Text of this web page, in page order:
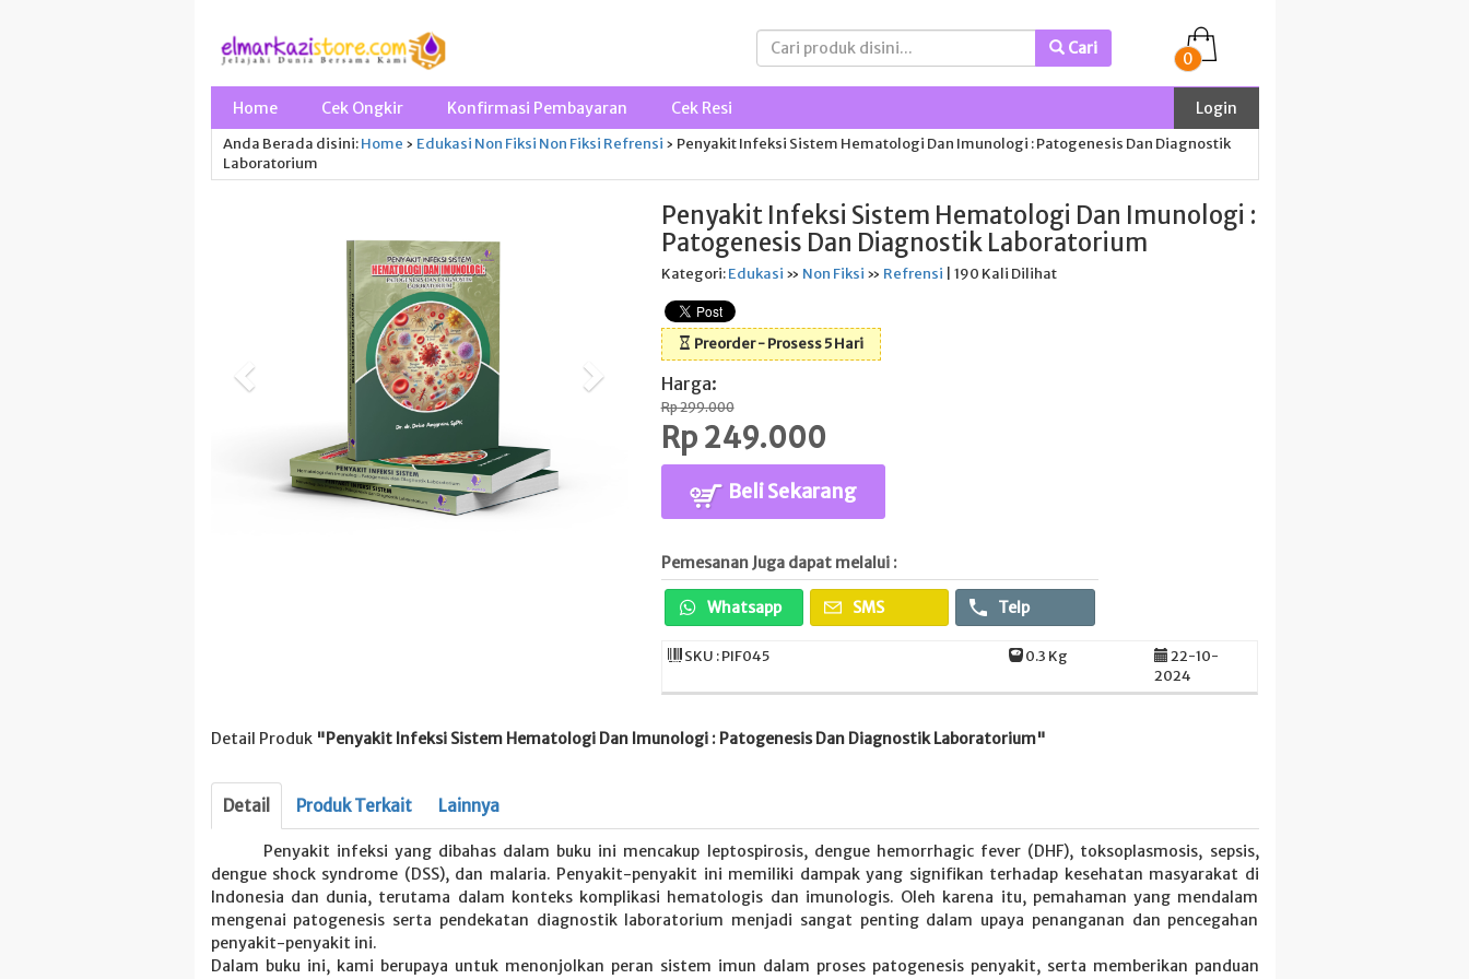
Cari
0
Home Cek Ongkir Konfirmasi Pembayaran Cek Resi Login
Anda Berada disini: Home › Edukasi Non Fiksi Non Fiksi Refrensi › Penyakit Infeksi Sistem Hematologi Dan Imunologi : Patogenesis Dan Diagnostik
Laboratorium
Penyakit Infeksi Sistem Hematologi Dan Imunologi :
Patogenesis Dan Diagnostik Laboratorium
Kategori:Edukasi » Non Fiksi » Refrensi | 190 Kali Dilihat
Preorder - Prosess 5 Hari
Harga:
Rp 299.000
Rp 249.000
Beli Sekarang
Pemesanan Juga dapat melalui :
Whatsapp SMS Telp
SKU : PIF045 0.3 Kg
22-10-
2024
Detail Produk "Penyakit Infeksi Sistem Hematologi Dan Imunologi : Patogenesis Dan Diagnostik Laboratorium"
Detail Produk Terkait Lainnya
Penyakit infeksi yang dibahas dalam buku ini mencakup leptospirosis, dengue hemorrhagic fever (DHF), toksoplasmosis, sepsis,
dengue shock syndrome (DSS), dan malaria. Penyakit-penyakit ini memiliki dampak yang signifikan terhadap kesehatan masyarakat di
Indonesia dan dunia, terutama dalam konteks komplikasi hematologis dan imunologis. Oleh karena itu, pemahaman yang mendalam
mengenai patogenesis serta pendekatan diagnostik laboratorium menjadi sangat penting dalam upaya penanganan dan pencegahan
penyakit-penyakit ini.
Dalam buku ini, kami berupaya untuk menonjolkan peran sistem imun dalam proses patogenesis penyakit, serta memberikan panduan